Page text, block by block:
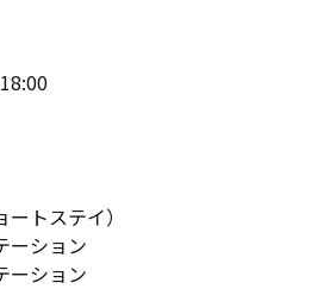
トステイ）
ーション
ーション